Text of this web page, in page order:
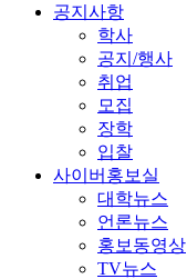
공지사항
학사
공지/행사
취업
모집
장학
입찰
사이버홍보실
대학뉴스
언론뉴스
홍보동영상
TV뉴스